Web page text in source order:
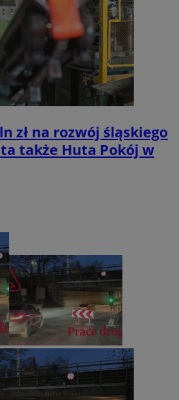
zł na rozwój śląskiego
także Huta Pokój w